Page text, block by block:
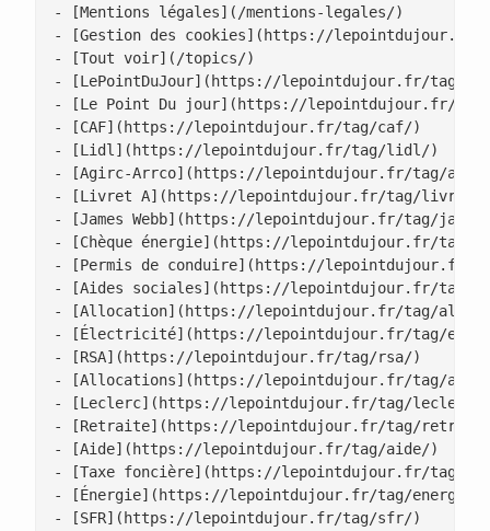
- [Mentions légales](/mentions-legales/)
- [Gestion des cookies](https://lepointdujour.fr/
- [Tout voir](/topics/)
- [LePointDuJour](https://lepointdujour.fr/tag/
- [Le Point Du jour](https://lepointdujour.fr/
- [CAF](https://lepointdujour.fr/tag/caf/)
- [Lidl](https://lepointdujour.fr/tag/lidl/)
- [Agirc-Arrco](https://lepointdujour.fr/tag/
- [Livret A](https://lepointdujour.fr/tag/livret-
- [James Webb](https://lepointdujour.fr/tag/james-
- [Chèque énergie](https://lepointdujour.fr/tag/
- [Permis de conduire](https://lepointdujour.fr/
- [Aides sociales](https://lepointdujour.fr/tag/
- [Allocation](https://lepointdujour.fr/tag/
- [Électricité](https://lepointdujour.fr/tag/
- [RSA](https://lepointdujour.fr/tag/rsa/)
- [Allocations](https://lepointdujour.fr/tag/
- [Leclerc](https://lepointdujour.fr/tag/leclerc/)
- [Retraite](https://lepointdujour.fr/tag/
- [Aide](https://lepointdujour.fr/tag/aide/)
- [Taxe foncière](https://lepointdujour.fr/tag/
- [Énergie](https://lepointdujour.fr/tag/energie/)
- [SFR](https://lepointdujour.fr/tag/sfr/)